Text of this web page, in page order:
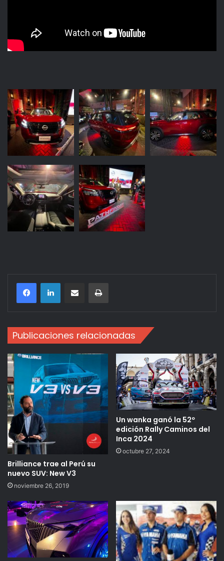
Compartir por correo electrónicoImprimir
Publicaciones relacionadas
Brilliance trae al Perú su
nuevo SUV: New V3
noviembre 26, 2019
Un wanka ganó la 52º
edición Rally Caminos del
Inca 2024
octubre 27, 2024